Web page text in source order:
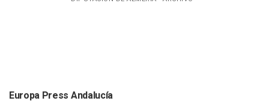
Europa Press Andalucía